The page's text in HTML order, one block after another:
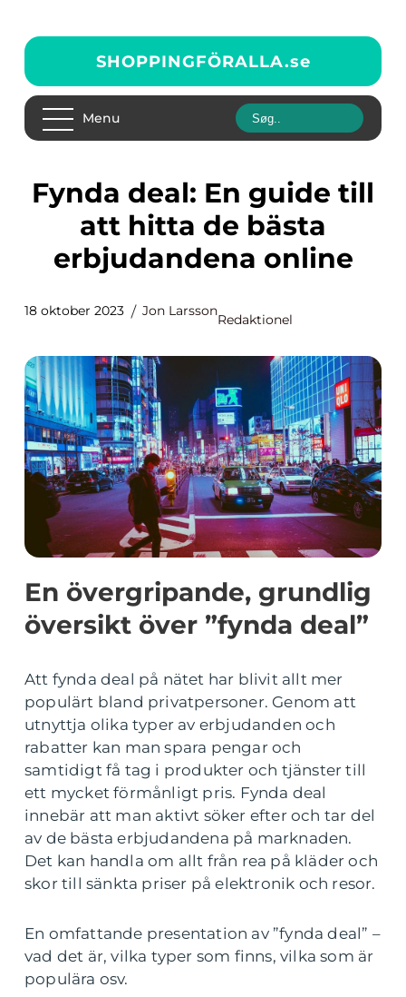
SHOPPINGFÖRALLA.se
Menu
Fynda deal: En guide till
att hitta de bästa
erbjudandena online
18 oktober 2023 Jon Larsson
Redaktionel
En övergripande, grundlig
översikt över ”fynda deal”
Att fynda deal på nätet har blivit allt mer
populärt bland privatpersoner. Genom att
utnyttja olika typer av erbjudanden och
rabatter kan man spara pengar och
samtidigt få tag i produkter och tjänster till
ett mycket förmånligt pris. Fynda deal
innebär att man aktivt söker efter och tar del
av de bästa erbjudandena på marknaden.
Det kan handla om allt från rea på kläder och
skor till sänkta priser på elektronik och resor.
En omfattande presentation av ”fynda deal” –
vad det är, vilka typer som finns, vilka som är
populära osv.